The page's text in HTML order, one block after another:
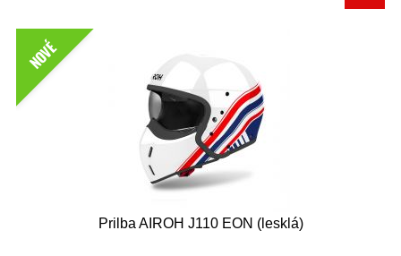
NOVÉ
Prilba AIROH J110 EON (lesklá)